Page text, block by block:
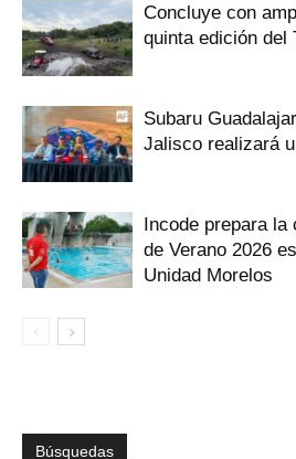
Concluye con
quinta edición del
Subaru
Jalisco realizará
Incode prepara la
de Verano 2026
Unidad Morelos
Búsquedas